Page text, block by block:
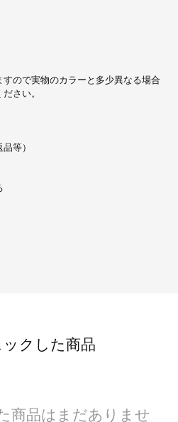
ので実物のカラーと多少異なる場合
さい。
等）
クした商品
商品はまだありませ